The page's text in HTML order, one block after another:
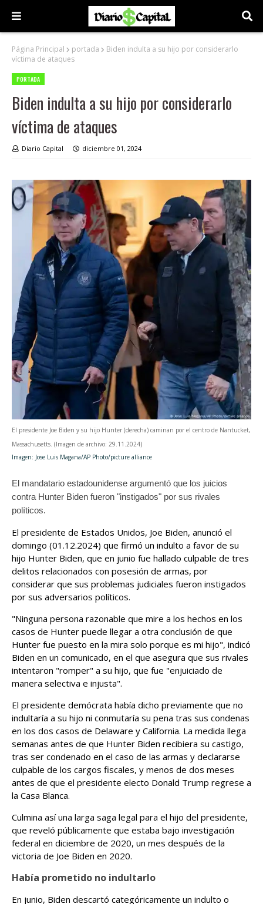
Página Principal portada
Biden indulta a su hijo por considerarlo
víctima de ataques
PORTADA
Biden indulta a su hijo por considerarlo
víctima de ataques
Diario Capital diciembre 01, 2024
El presidente Joe Biden y su hijo Hunter (derecha) caminan por el centro de Nantucket,
Massachusetts. (Imagen de archivo: 29.11.2024)
Imagen: Jose Luis Magana/AP Photo/picture alliance
El mandatario estadounidense argumentó que los juicios
contra Hunter Biden fueron "instigados" por sus rivales
políticos.
El presidente de Estados Unidos, Joe Biden, anunció el
domingo (01.12.2024) que firmó un indulto a favor de su
hijo Hunter Biden, que en junio fue hallado culpable de tres
delitos relacionados con posesión de armas, por
considerar que sus problemas judiciales fueron instigados
por sus adversarios políticos.
"Ninguna persona razonable que mire a los hechos en los
casos de Hunter puede llegar a otra conclusión de que
Hunter fue puesto en la mira solo porque es mi hijo", indicó
Biden en un comunicado, en el que asegura que sus rivales
intentaron "romper" a su hijo, que fue "enjuiciado de
manera selectiva e injusta".
El presidente demócrata había dicho previamente que no
indultaría a su hijo ni conmutaría su pena tras sus condenas
en los dos casos de Delaware y California. La medida llega
semanas antes de que Hunter Biden recibiera su castigo,
tras ser condenado en el caso de las armas y declararse
culpable de los cargos fiscales, y menos de dos meses
antes de que el presidente electo Donald Trump regrese a
la Casa Blanca.
Culmina así una larga saga legal para el hijo del presidente,
que reveló públicamente que estaba bajo investigación
federal en diciembre de 2020, un mes después de la
victoria de Joe Biden en 2020.
Había prometido no indultarlo
En junio, Biden descartó categóricamente un indulto o